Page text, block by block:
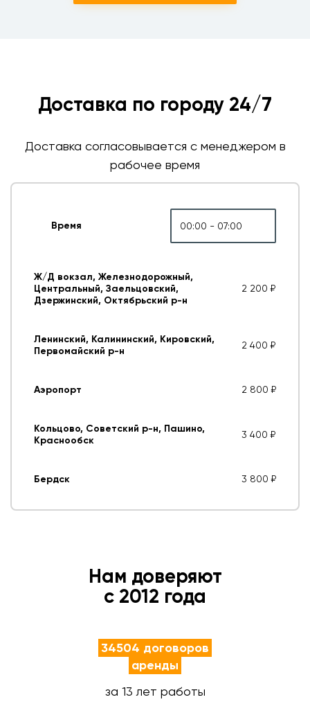
Доставка по городу 24/7
Доставка согласовывается с менеджером в
рабочее время
Время 00:00 - 07:00
Ж/Д вокзал, Железнодорожный,
Центральный, Заельцовский,
Дзержинский, Октябрьский р-н
2 200 ₽
Ленинский, Калининский, Кировский,
Первомайский р-н
2 400 ₽
Аэропорт 2 800 ₽
Кольцово, Советский р-н, Пашино,
Краснообск
3 400 ₽
Бердск 3 800 ₽
Нам доверяют
с 2012 года
34504 договоров
аренды
за 13 лет работы